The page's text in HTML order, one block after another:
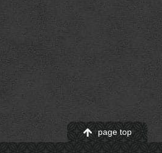
page top